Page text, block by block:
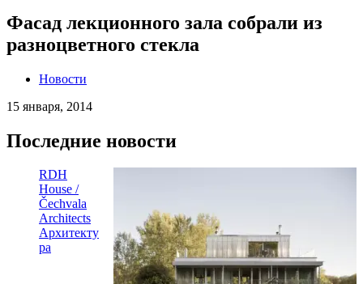
Фасад лекционного зала собрали из
разноцветного стекла
Новости
15 января, 2014
Последние новости
RDH
House /
Čechvala
Architects
Архитекту
ра